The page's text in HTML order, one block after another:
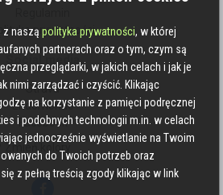
prywatności
Social media
Strava
Endomondo
Facebook
Zmień kolory
z nasząpolityka prywatności, w której
partnerach oraz o tym, czym są
przeglądarki, w jakich celach i jak je
nimi zarządzać i czyścić. Klikając
na korzystanie z pamięci podręcznej
i podobnych technologii m.in. w celach
jednocześnie wyświetlanie na Twoim
do Twoich potrzeb oraz
z pełną treścią zgody klikając w link